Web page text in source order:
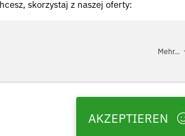
skorzystaj z naszej oferty:
Mehr...
AKZEPTIEREN